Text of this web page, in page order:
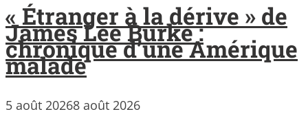
« Étranger à la dérive » de
James Lee Burke :
chronique d’une Amérique
malade
5 août 20268 août 2026